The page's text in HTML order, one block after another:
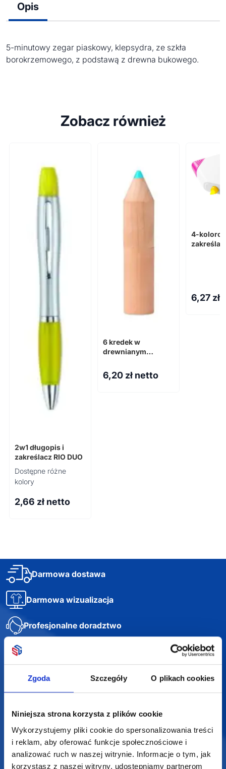
Zgoda Szczegóły O plikach cookies
Niniejsza strona korzysta z plików cookie
Wykorzystujemy pliki cookie do spersonalizowania treści
i reklam, aby oferować funkcje społecznościowe i
analizować ruch w naszej witrynie. Informacje o tym, jak
korzystasz z naszej witryny, udostępniamy partnerom
Opis
5-minutowy zegar piaskowy, klepsydra, ze szkła
borokrzemowego, z podstawą z drewna bukowego.
Zobacz również
2w1 długopis i
zakreślacz RIO DUO
Dostępne różne
kolory
2,66 zł netto
6 kredek w
drewnianym
COLORET
6,20 zł netto
4-
6,27 zł
Darmowa dostawa
Darmowa wizualizacja
Profesjonalne doradztwo
SUPERGADŻET.com
JAKUB LIEBELT
Osiecza Pierwsza 29
62-586 Rzgów
NIP: 6652893990